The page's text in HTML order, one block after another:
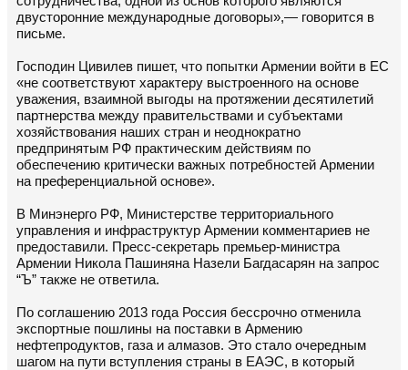
двусторонние международные договоры»,— говорится в
письме.
Господин Цивилев пишет, что попытки Армении войти в ЕС
«не соответствуют характеру выстроенного на основе
уважения, взаимной выгоды на протяжении десятилетий
партнерства между правительствами и субъектами
хозяйствования наших стран и неоднократно
предпринятым РФ практическим действиям по
обеспечению критически важных потребностей Армении
на преференциальной основе».
В Минэнерго РФ, Министерстве территориального
управления и инфраструктур Армении комментариев не
предоставили. Пресс-секретарь премьер-министра
Армении Никола Пашиняна Назели Багдасарян на запрос
“Ъ” также не ответила.
По соглашению 2013 года Россия бессрочно отменила
экспортные пошлины на поставки в Армению
нефтепродуктов, газа и алмазов. Это стало очередным
шагом на пути вступления страны в ЕАЭС, в который